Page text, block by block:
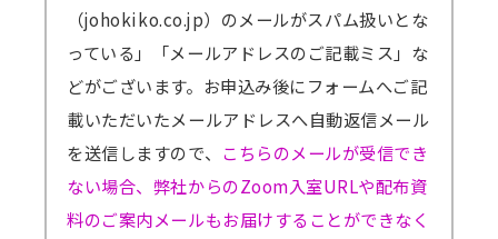
（johokiko.co.jp）のメールがスパム扱いとな
っている」「メールアドレスのご記載ミス」な
どがございます。お申込み後にフォームへご記
載いただいたメールアドレスへ自動返信メール
を送信しますので、 こちらのメールが受信でき
ない場合、弊社からのZoom入室URLや配布資
料のご案内メールもお届けすることができなく